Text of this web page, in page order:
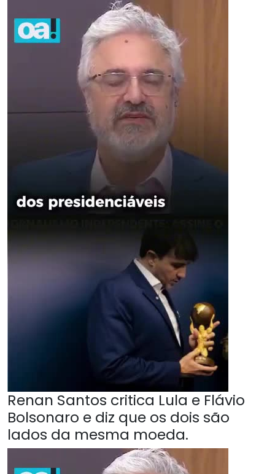
Renan Santos critica Lula e Flávio
Bolsonaro e diz que os dois são
lados da mesma moeda.